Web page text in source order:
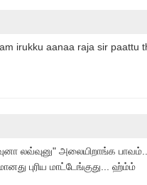
irukku aanaa raja sir paattu
லவ்வுனு" அலையிறாங்க பாவம்..
புரிய மாட்டேங்குது... ஹ்ம்ம்